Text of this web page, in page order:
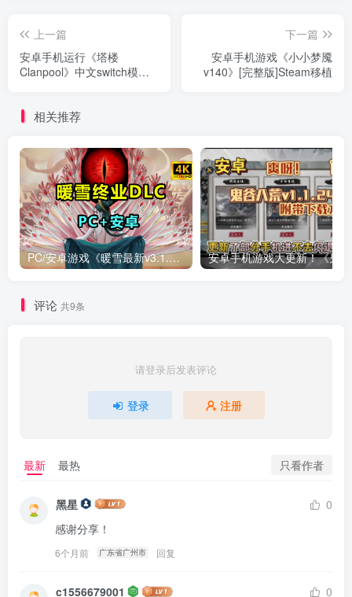
上一篇
安卓手机运行《塔楼
Clanpool》中文switch模拟
下一篇
安卓手机游戏《小小梦魇
v140》[完整版]Steam移植
相关推荐
PC/安卓游戏《暖雪最新v3.1.0.1》终业DLC整合版！
评论 共9条
请登录后发表评论
登录 注册
最新 最热 只看作者
黑星
0
感谢分享！
6个月前 广东省广州市 回复
c1556679001
0